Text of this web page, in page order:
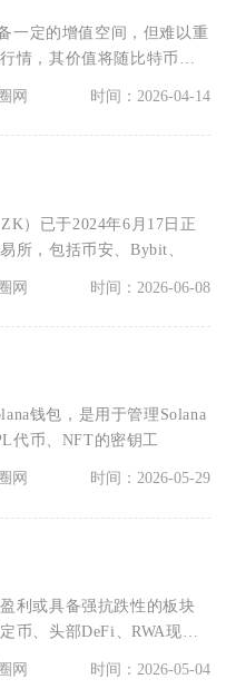
一定的增值空间，但难以重
情，其价值将随比特币生
网 时间：2026-04-14
）已于2024年6月17日正
所，包括币安、Bybit、
网 时间：2026-06-08
钱包，是用于管理Solana
代币、NFT的密钥工
网 时间：2026-05-29
利或具备强抗跌性的板块
币、头部DeFi、RWA现实
网 时间：2026-05-04